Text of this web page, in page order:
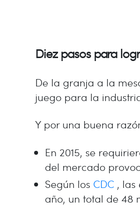
Diez pasos para
De la granja a la
juego para la
Y por una buena
En 2015, se
del mercado
Según los CDC , las
año, un total de 48